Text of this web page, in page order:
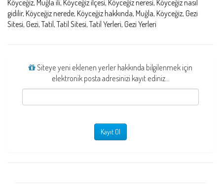
Köyceğiz, Muğla ili, Köyceğiz ilçesi, Köyceğiz neresi, Köyceğiz nasıl
gidilir, Köyceğiz nerede, Köyceğiz hakkında, Muğla, Köyceğiz, Gezi
Sitesi, Gezi, Tatil, Tatil Sitesi, Tatil Yerleri, Gezi Yerleri
Siteye yeni eklenen yerler hakkında bilgilenmek için
elektronik posta adresinizi kayıt ediniz...